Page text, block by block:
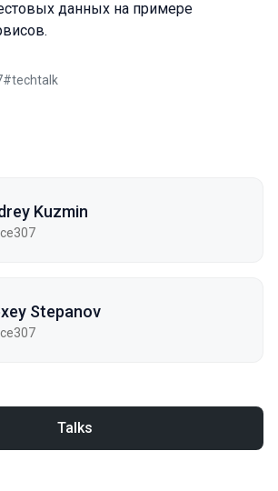
данных на примере
#techtalk
Kuzmin
Stepanov
Talks